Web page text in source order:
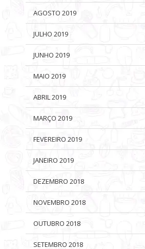
AGOSTO 2019
JULHO 2019
JUNHO 2019
MAIO 2019
ABRIL 2019
MARÇO 2019
FEVEREIRO 2019
JANEIRO 2019
DEZEMBRO 2018
NOVEMBRO 2018
OUTUBRO 2018
SETEMBRO 2018